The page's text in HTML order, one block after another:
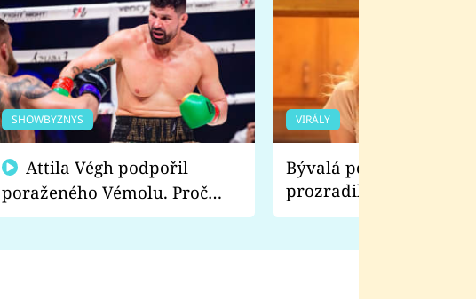
SHOWBYZNYS
poraženého Vémolu. Proč
chce raději zápasit s ním než
VIRÁLY
Bývalá pornoherečka
prozradila, co ji
natáčení Euforie.